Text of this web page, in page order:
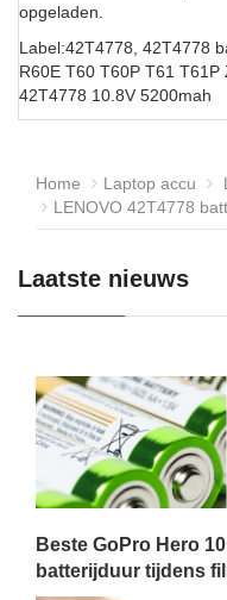
opgeladen.
Label:42T4778, 42T4778
R60E T60 T60P T61 T61P
42T4778 10.8V 5200mah
Home Laptop accu
LENOVO 42T4778
Laatste nieuws
Beste GoPro Hero
batterijduur tijdens